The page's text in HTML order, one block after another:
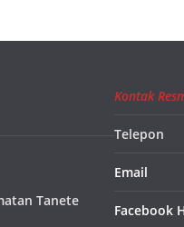
Tanete
Kontak
Telepon
Email
Facebook